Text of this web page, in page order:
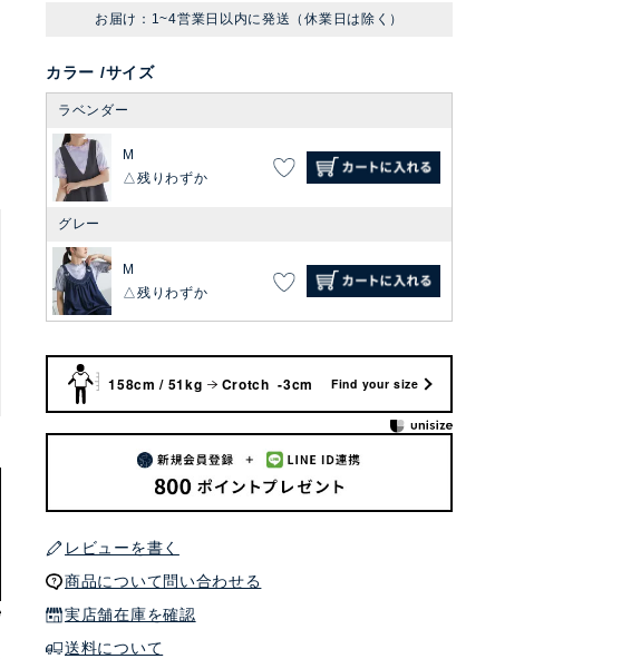
お届け：1~4営業日以内に発送（休業日は除く）
カラー サイズ
ラベンダー
M
残りわずか
グレー
M
残りわずか
158cm / 51kg Crotch -3cm Find your size
レビューを書く
商品について問い合わせる
実店舗在庫を確認
送料について